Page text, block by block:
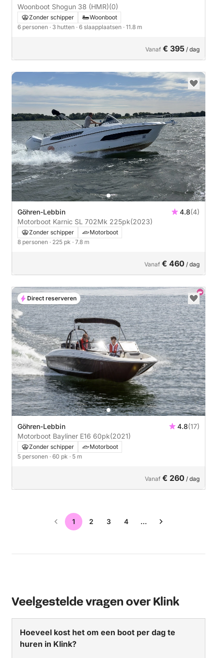
Woonboot Shogun 38 (HMR)(0)
Zonder schipper
Woonboot
6 personen · 3 hutten · 6 slaapplaatsen · 11.8 m
Vanaf € 395 / dag
Göhren-Lebbin 4.8(4)
Motorboot Karnic SL 702Mk 225pk(2023)
Zonder schipper
Motorboot
8 personen · 225 pk · 7.8 m
Vanaf € 460 / dag
Göhren-Lebbin 4.8(17)
Motorboot Bayliner E16 60pk(2021)
Zonder schipper
Motorboot
5 personen · 60 pk · 5 m
Vanaf € 260 / dag
Direct reserveren
1 2 3 4 …
Veelgestelde vragen over Klink
Hoeveel kost het om een boot per dag te
huren in Klink?